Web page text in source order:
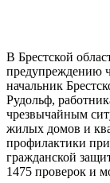
В Брестской
предупреждению
начальник
Рудольф,
чрезвычайным
жилых домов и
профилактики
гражданской
1475 проверок и